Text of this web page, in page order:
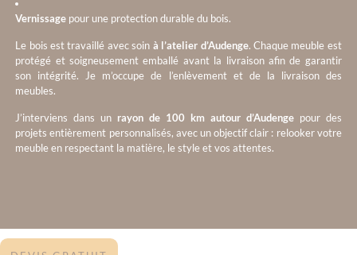
Vernissage pour une protection durable du bois.
Le bois est travaillé avec soin à l’atelier d’Audenge. Chaque meuble est
protégé et soigneusement emballé avant la livraison afin de garantir
son intégrité. Je m’occupe de l’enlèvement et de la livraison des
meubles.
J’interviens dans un rayon de 100 km autour d’Audengepour des
projets entièrement personnalisés, avec un objectif clair : relooker votre
meuble en respectant la matière, le style et vos attentes.